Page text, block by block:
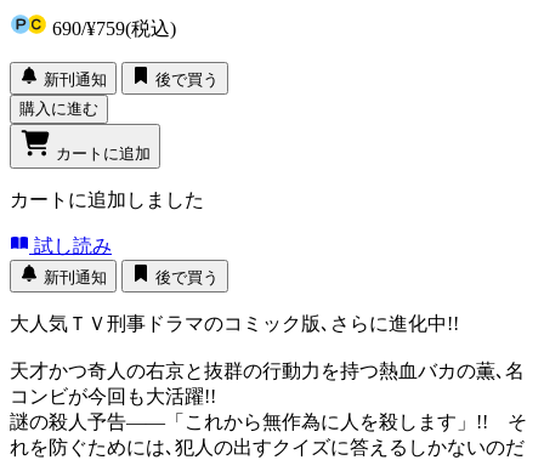
690/¥759(税込)
新刊通知
後で買う
購入に進む
カートに追加
カートに追加しました
試し読み
新刊通知 後で買う
大人気ＴＶ刑事ドラマのコミック版､さらに進化中!!
天才かつ奇人の右京と抜群の行動力を持つ熱血バカの薫､名
コンビが今回も大活躍!!
謎の殺人予告――「これから無作為に人を殺します」!! そ
れを防ぐためには､犯人の出すクイズに答えるしかないのだ